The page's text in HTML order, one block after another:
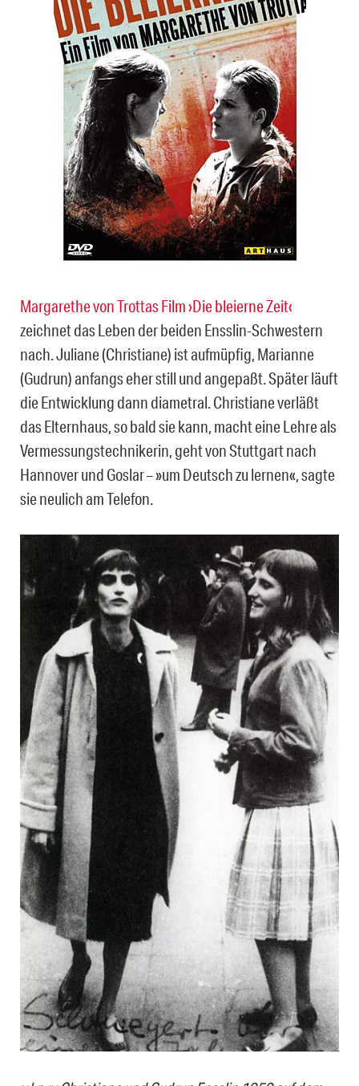
Margarethe von Trottas Film ›Die bleierne Zeit‹
zeichnet das Leben der beiden Ensslin-Schwestern
nach. Juliane (Christiane) ist aufmüpfig, Marianne
(Gudrun) anfangs eher still und angepaßt. Später läuft
die Entwicklung dann diametral. Christiane verläßt
das Elternhaus, so bald sie kann, macht eine Lehre als
Vermessungstechnikerin, geht von Stuttgart nach
Hannover und Goslar – »um Deutsch zu lernen«, sagte
sie neulich am Telefon.